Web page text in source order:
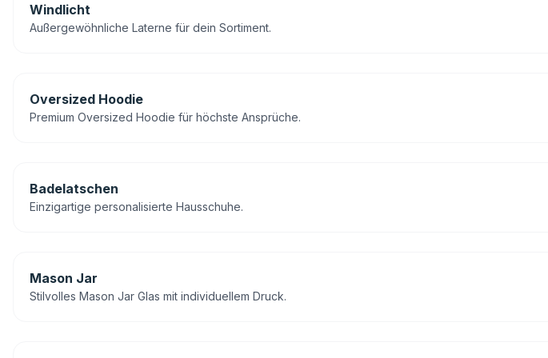
Windlicht
Außergewöhnliche Laterne für dein Sortiment.
Oversized Hoodie
Premium Oversized Hoodie für höchste Ansprüche.
Badelatschen
Einzigartige personalisierte Hausschuhe.
Mason Jar
Stilvolles Mason Jar Glas mit individuellem Druck.